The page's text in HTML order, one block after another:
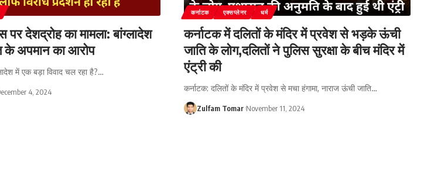
पर देशद्रोह का मामला: बांग्लादेश
के अपमान का आरोप
में एक बड़ा विवाद चल रहा है?…
4, 2024
कर्नाटक एक्सप्लेनर धर्म
कर्नाटक में दलितों के मंदिर में प्रवेश से भड़के ऊंची
जाति के लोग,दलितों ने पुलिस सुरक्षा के बीच मंदिर में
एंट्री की
कर्नाटक: दलितों के मंदिर में प्रवेश से मचा हंगामा, नाराज ऊंची जाति…
Zulfam Tomar November 11, 2024